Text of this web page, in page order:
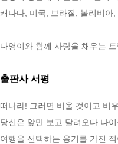
캐나다, 미국, 브라질, 볼리비아,
다영이와 함께 사랑을 채우는
출판사 서평
떠나라! 그러면 비울 것이고 비
당신은 앞만 보고 달려오다 나
여행을 선택하는 용기를 가진